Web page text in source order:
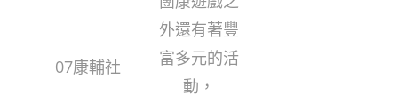
07康輔社
外還有著豐
富多元的活
動，